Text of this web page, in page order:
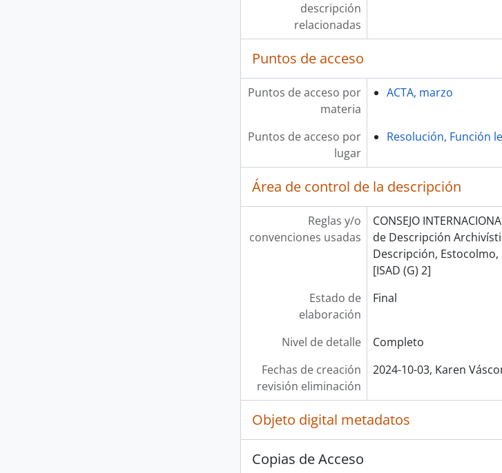
descripción
relacionadas
Puntos de acceso
Puntos de acceso por
materia
ACTA, marzo
Puntos de acceso por
lugar
Resolución, Función
Área de control de la descripción
Reglas y/o
convenciones usadas
CONSEJO
de Descripción
Descripción, Estocolmo,
[ISAD (G) 2]
Estado de
elaboración
Final
Nivel de detalle
Completo
Fechas de creación
revisión eliminación
2024-10-03, Karen
Objeto digital metadatos
Copias de Acceso